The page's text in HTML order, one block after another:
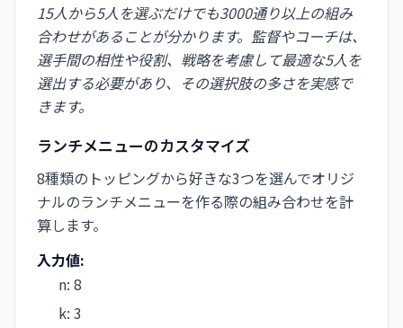
15人から5人を選ぶだけでも3000通り以上の組み
合わせがあることが分かります。監督やコーチは、
選手間の相性や役割、戦略を考慮して最適な5人を
選出する必要があり、その選択肢の多さを実感で
きます。
ランチメニューのカスタマイズ
8種類のトッピングから好きな3つを選んでオリジ
ナルのランチメニューを作る際の組み合わせを計
算します。
入力値:
n: 8
k: 3